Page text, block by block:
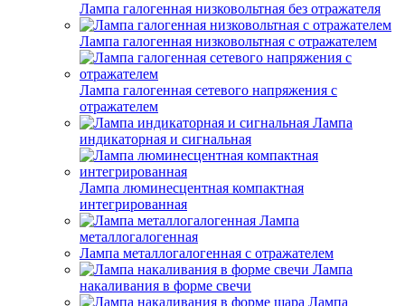
Лампа галогенная низковольтная без отражателя
Лампа галогенная низковольтная с отражателем
Лампа галогенная сетевого напряжения с
отражателем
Лампа
индикаторная и сигнальная
Лампа люминесцентная компактная
интегрированная
Лампа
металлогалогенная
Лампа металлогалогенная с отражателем
Лампа
накаливания в форме свечи
Лампа